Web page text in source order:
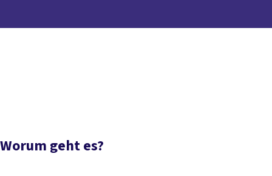
Worum geht es?